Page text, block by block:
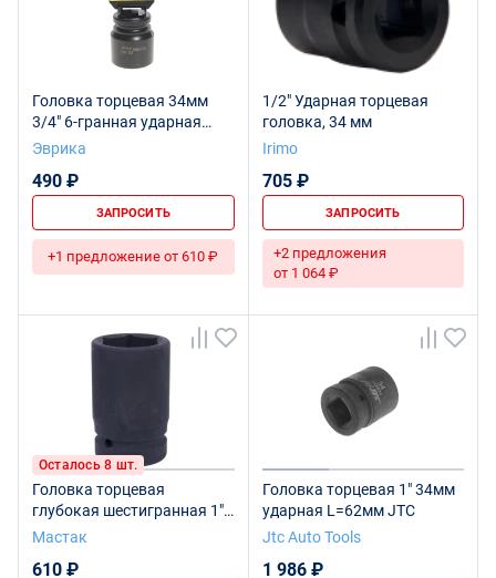
Головка торцевая 34мм
3/4" 6-гранная ударная
L=50мм (с держателем)
Эврика
490 ₽
ЗАПРОСИТЬ
+1 предложение от 610 ₽
1/2" Ударная торцевая
головка, 34 мм
Irimo
705 ₽
ЗАПРОСИТЬ
+2 предложения
от 1 064 ₽
Осталось 8 шт.
Головка торцевая
глубокая шестигранная 1",
34 мм, для
005-80634
Мастак
610 ₽
Головка торцевая 1" 34мм
ударная L=62мм JTC
Jtc Auto Tools
1 986 ₽